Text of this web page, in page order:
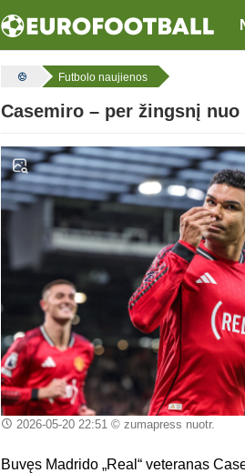
Futbolo naujienos
Casemiro – per žingsnį nuo
2026-05-20 22:51 © zumapress nuotr.
Buvęs Madrido „Real“ veteranas